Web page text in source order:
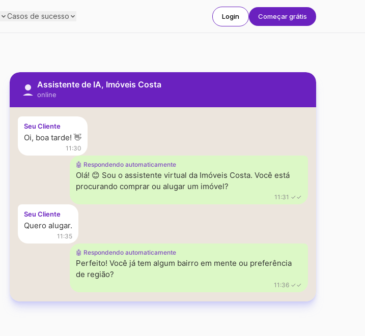
Casos de sucesso Login Começar grátis
Assistente de IA, Imóveis Costa
online
Seu Cliente
Oi, boa tarde! 👋
11:30
🤖 Respondendo automaticamente
Olá! 😊 Sou o assistente virtual da Imóveis Costa. Você está
procurando comprar ou alugar um imóvel?
11:31 ✓✓
Seu Cliente
Quero alugar.
11:35
🤖 Respondendo automaticamente
Perfeito! Você já tem algum bairro em mente ou preferência
de região?
11:36 ✓✓